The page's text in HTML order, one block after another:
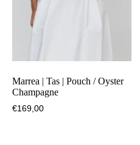
Marrea | Tas | Pouch / Oyster
Champagne
€169,00